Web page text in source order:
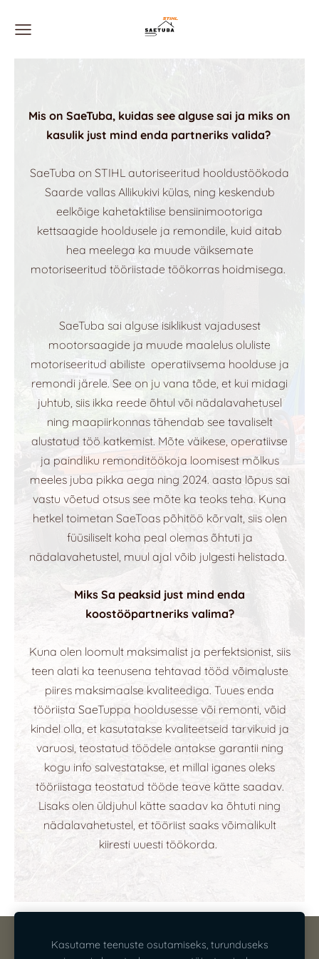
Mis on SaeTuba, kuidas see alguse sai ja miks on
kasulik just mind enda partneriks valida?
SaeTuba on STIHL autoriseeritud hooldustöökoda
Saarde vallas Allikukivi külas, ning keskendub
eelkõige kahetaktilise bensiinimootoriga
kettsaagide hooldusele ja remondile, kuid aitab
hea meelega ka muude väiksemate
motoriseeritud tööriistade töökorras hoidmisega.
SaeTuba sai alguse isiklikust vajadusest
mootorsaagide ja muude maalelus oluliste
motoriseeritud abiliste operatiivsema hoolduse ja
remondi järele. See on ju vana tõde, et kui midagi
juhtub, siis ikka reede õhtul või nädalavahetusel
ning maapiirkonnas tähendab see tavaliselt
alustatud töö katkemist. Mõte väikese, operatiivse
ja paindliku remonditöökoja loomisest mõlkus
meeles juba pikka aega ning 2024. aasta lõpus sai
vastu võetud otsus see mõte ka teoks teha. Kuna
hetkel toimetan SaeToas põhitöö kõrvalt, siis olen
füüsiliselt koha peal olemas õhtuti ja
nädalavahetustel, muul ajal võib julgesti helistada.
Miks Sa peaksid just mind enda
koostööpartneriks valima?
Kuna olen loomult maksimalist ja perfektsionist, siis
teen alati ka teenusena tehtavad tööd võimaluste
piires maksimaalse kvaliteediga. Tuues enda
tööriista SaeTuppa hooldusesse või remonti, võid
kindel olla, et kasutatakse kvaliteetseid tarvikuid ja
varuosi, teostatud töödele antakse garantii ning
kogu info salvestatakse, et millal iganes oleks
tööriistaga teostatud tööde teave kätte saadav.
Lisaks olen üldjuhul kätte saadav ka õhtuti ning
nädalavahetustel, et tööriist saaks võimalikult
kiiresti uuesti töökorda.
KONTAKT PRIVAATSUSTINGIMUSED
Kasutame teenuste osutamiseks, turunduseks